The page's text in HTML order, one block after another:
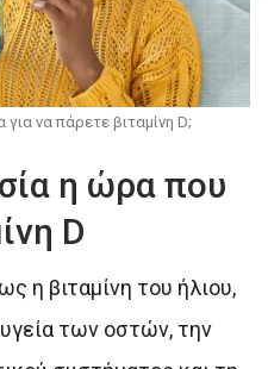
να πάρετε βιταμίνη D;
η ώρα που
D
η βιταμίνη του ήλιου,
υγεία των οστών, την